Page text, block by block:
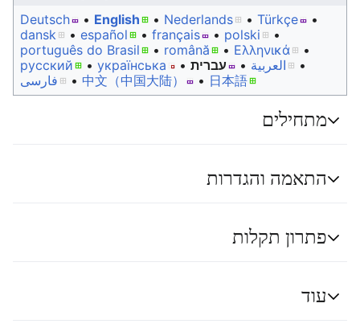
Deutsch
• ‎ English • ‎ Nederlands • ‎ Türkçe
•
dansk • ‎ español • ‎ français • ‎ polski
•
português do Brasil • ‎ română • ‎ Ελληνικά
•
русский • ‎ українська • ‎ עברית • ‎ العربية
•
فارسی • ‎ 中文（中国大陆）‎ • ‎ 日本語
מתחילים
התאמה והגדרות
פתרון תקלות
עוד